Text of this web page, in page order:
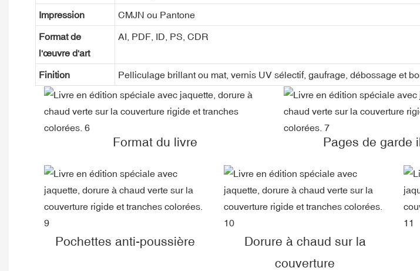
Impression CMJN ou Pantone
Format de
l'œuvre d'art
AI, PDF, ID, PS, CDR
Finition Pelliculage brillant ou mat, vernis UV sélectif, gaufrage, débossage et
Format du livre Pages de garde
Pochettes anti-poussière
Dorure à chaud sur la
couverture